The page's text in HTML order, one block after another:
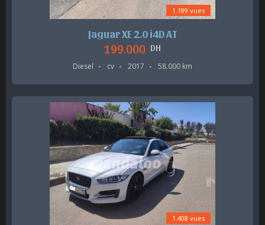
1.189 vues
Jaguar XE 2.0 i4D AT
199.000 DH
Diesel cv 2017 58.000 km
1.408 vues